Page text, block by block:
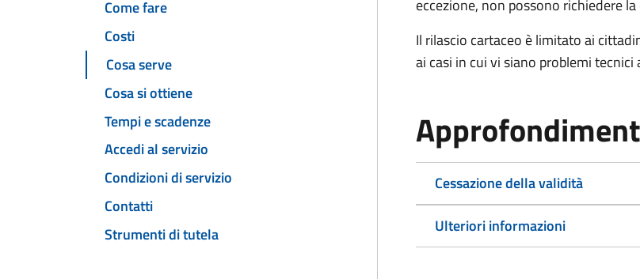
Come fare
Costi
Cosa serve
Cosa si ottiene
Tempi e scadenze
Accedi al servizio
Condizioni di servizio
Contatti
Strumenti di tutela
eccezione, non possono richiedere
Il rilascio cartaceo è limitato ai
ai casi in cui vi siano problemi
Cessazione della validità
Ulteriori informazioni